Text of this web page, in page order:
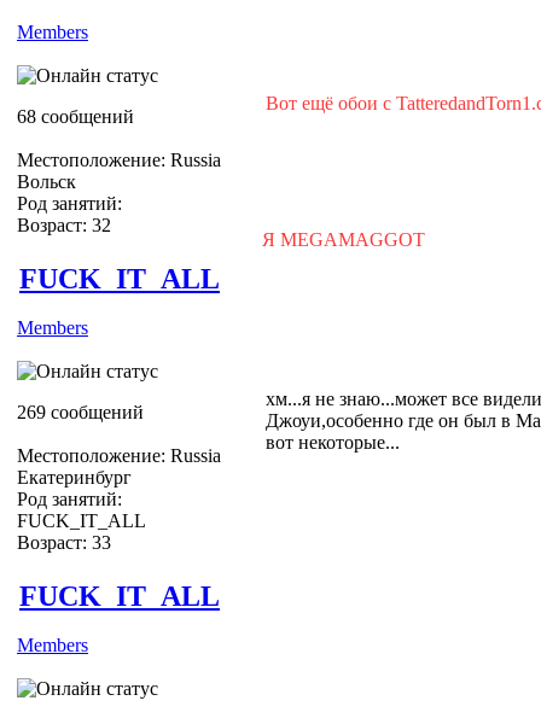
Members
68 сообщений
Местоположение: Russia
Вольск
Род занятий:
Возраст: 32
Вот ещё обои с
Я MEGAMAGGOT
FUCK_IT_ALL
Members
269 сообщений
Местоположение: Russia
Екатеринбург
Род занятий:
FUCK_IT_ALL
Возраст: 33
хм...я не знаю...может все
Джоуи,особенно где он был в
вот некоторые...
FUCK_IT_ALL
Members